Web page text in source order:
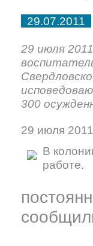
29.07.2011
29 июля
300
29 июля
В
работе.